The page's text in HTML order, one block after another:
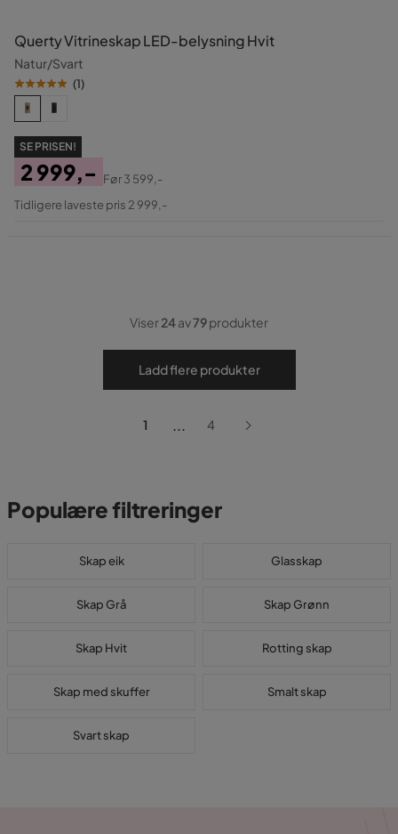
Querty Vitrineskap LED-belysning Hvit
Natur/Svart
(1)
SE PRISEN!
Pris
2 999,-
Original
Før3 599,-
Tidligere laveste pris 2 999,-
Viser24av79produkter
Ladd flere produkter
1 ... 4
Populære filtreringer
Skap eik Glasskap
Skap Grå Skap Grønn
Skap Hvit Rotting skap
Skap med skuffer Smalt skap
Svart skap